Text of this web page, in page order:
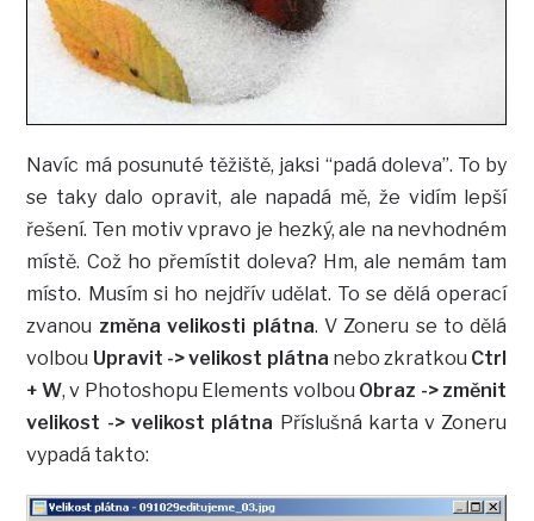
Navíc má posunuté těžiště, jaksi “padá doleva”. To by
se taky dalo opravit, ale napadá mě, že vidím lepší
řešení. Ten motiv vpravo je hezký, ale na nevhodném
místě. Což ho přemístit doleva? Hm, ale nemám tam
místo. Musím si ho nejdřív udělat. To se dělá operací
zvanou změna velikosti plátna. V Zoneru se to dělá
volbou Upravit -> velikost plátna nebo zkratkou Ctrl
+ W, v Photoshopu Elements volbou Obraz -> změnit
velikost -> velikost plátna Příslušná karta v Zoneru
vypadá takto: